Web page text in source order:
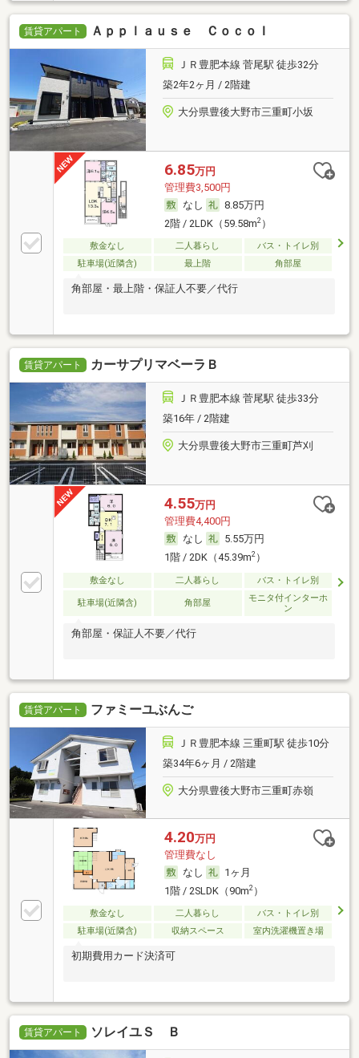
賃貸アパート Ａｐｐｌａｕｓｅ ＣｏｃｏＩ
ＪＲ豊肥本線 菅尾駅 徒歩32分
築2年2ヶ月 / 2階建
大分県豊後大野市三重町小坂
6.85万円
管理費3,500円
なし
8.85万円
2階 / 2LDK（59.58m2）
敷金なし 二人暮らし
バス・トイレ別
駐車場(近隣含)
最上階 角部屋
角部屋・最上階・保証人不要／代行
賃貸アパート カーサプリマベーラＢ
ＪＲ豊肥本線 菅尾駅 徒歩33分
築16年 / 2階建
大分県豊後大野市三重町芦刈
4.55万円
管理費4,400円
なし
5.55万円
1階 / 2DK（45.39m2）
敷金なし 二人暮らし バス・トイレ別
駐車場(近隣含) 角部屋
モニタ付インターホ
ン
角部屋・保証人不要／代行
賃貸アパート ファミーユぶんご
ＪＲ豊肥本線 三重町駅 徒歩10分
築34年6ヶ月 / 2階建
大分県豊後大野市三重町赤嶺
4.20万円
管理費なし
なし
1ヶ月
1階 / 2SLDK（90m2）
敷金なし 二人暮らし
バス・トイレ別
駐車場(近隣含)
収納スペース 室内洗濯機置き場
初期費用カード決済可
賃貸アパート ソレイユＳ Ｂ